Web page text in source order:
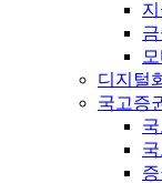
디지털
국고증